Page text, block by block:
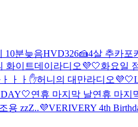
10분늦음HVD326🍰4살 추카포
화이트데이라디오💜🤍화요일
ㅏㅏ✋허니의 대만라디오💜🤍
연휴 마지막 날연휴 마지
용 zzZ..💜VERIVERY 4th